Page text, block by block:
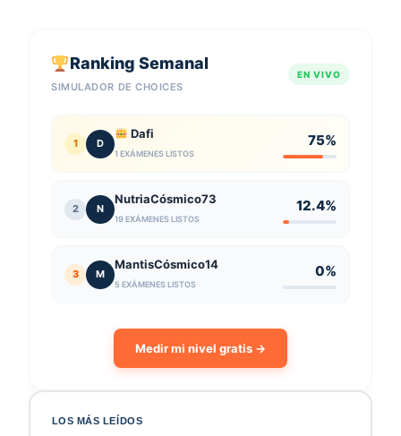
Ranking Semanal
SIMULADOR DE CHOICES
EN VIVO
1 D
Dafi
1 EXÁMENES LISTOS
75%
2 N
NutriaCósmico73
19 EXÁMENES LISTOS
12.4%
3 M
MantisCósmico14
5 EXÁMENES LISTOS
0%
Medir mi nivel gratis →
LOS MÁS LEÍDOS